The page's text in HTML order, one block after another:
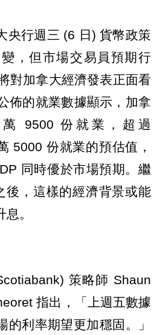
央行週三 (6 日) 貨幣政策
，但市場交易員預期行
對加拿大經濟發表正面看
佈的就業數據顯示，加拿
9500 份就業，超過
5000 份就業的預估值，
同時優於市場預期。繼
後，這樣的經濟背景或能
。
策略師 Shaun
指出，「上週五數據
的利率期望更加穩固。」